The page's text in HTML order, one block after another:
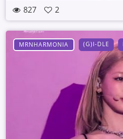
827 2
MRNHARMONIA (G)I-DLE